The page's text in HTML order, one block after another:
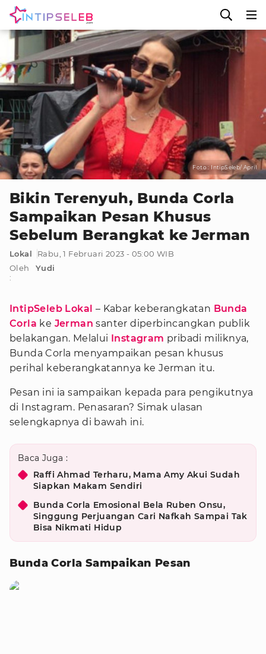
Foto : IntipSeleb/ April
Bikin Terenyuh, Bunda Corla
Sampaikan Pesan Khusus
Sebelum Berangkat ke Jerman
Lokal
Rabu, 1 Februari 2023 - 05:00 WIB
Oleh
:
Yudi
IntipSeleb Lokal – Kabar keberangkatan Bunda
Corla ke Jerman santer diperbincangkan publik
belakangan. Melalui Instagram pribadi miliknya,
Bunda Corla menyampaikan pesan khusus
perihal keberangkatannya ke Jerman itu.
Pesan ini ia sampaikan kepada para pengikutnya
di Instagram. Penasaran? Simak ulasan
selengkapnya di bawah ini.
Baca Juga :
Raffi Ahmad Terharu, Mama Amy Akui Sudah
Siapkan Makam Sendiri
Bunda Corla Emosional Bela Ruben Onsu,
Singgung Perjuangan Cari Nafkah Sampai Tak
Bisa Nikmati Hidup
Bunda Corla Sampaikan Pesan